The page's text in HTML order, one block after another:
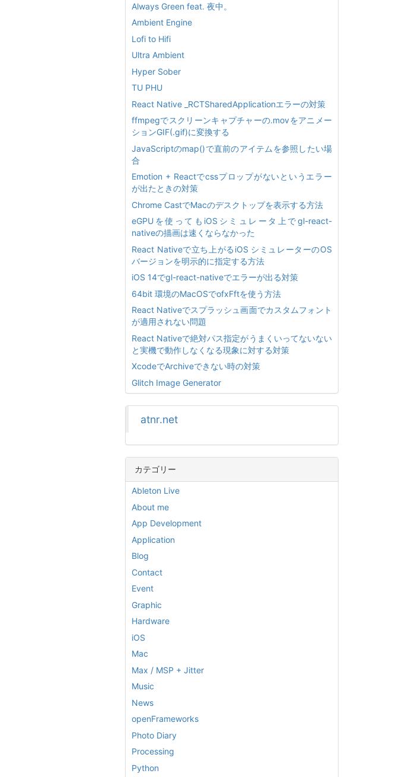
Always Green feat. 夜中。
Ambient Engine
Lofi to Hifi
Ultra Ambient
Hyper Sober
TU PHU
React Native _RCTSharedApplicationエラーの対策
ffmpegでスクリーンキャプチャーの.movをアニメー
ションGIF(.gif)に変換する
JavaScriptのmap()で直前のアイテムを参照したい場
合
Emotion + Reactでcssプロップがないというエラー
が出たときの対策
Chrome CastでMacのデスクトップを表示する方法
eGPUを使ってもiOSシミュレータ上でgl-react-
nativeの描画は速くならなかった
React Nativeで立ち上がるiOS シミュレーターのOS
バージョンを明示的に指定する方法
iOS 14でgl-react-nativeでエラーが出る対策
64bit 環境のMacOSでofxFftを使う方法
React Nativeでスプラッシュ画面でカスタムフォント
が適用されない問題
React Nativeで絶対パス指定がうまくいってないない
と実機で動作しなくなる現象に対する対策
XcodeでArchiveできない時の対策
Glitch Image Generator
atnr.net
カテゴリー
Ableton Live
About me
App Development
Application
Blog
Contact
Event
Graphic
Hardware
iOS
Mac
Max / MSP + Jitter
Music
News
openFrameworks
Photo Diary
Processing
Python